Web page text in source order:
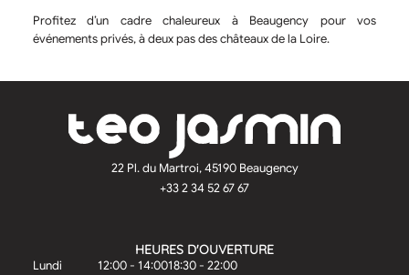
Profitez d’un cadre chaleureux à Beaugency pour vos
événements privés, à deux pas des châteaux de la Loire.
22 Pl. du Martroi, 45190 Beaugency
+33 2 34 52 67 67
HEURES D'OUVERTURE
Lundi
12:00 - 14:0018:30 - 22:00